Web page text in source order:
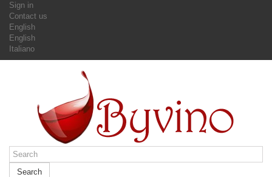
Sign in
Contact us
English
English
Italiano
Search